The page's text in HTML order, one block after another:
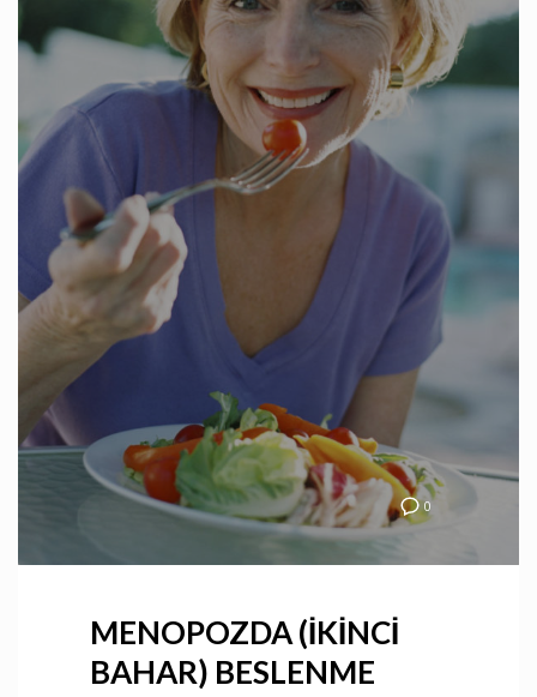
0
MENOPOZDA (İKİNCİ
BAHAR) BESLENME